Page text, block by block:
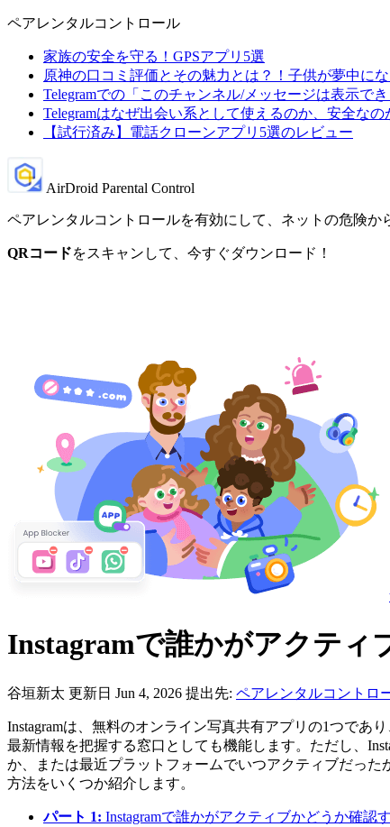
ペアレンタルコントロール
家族の安全を守る！GPSアプリ5選
原神の口コミ評価とその魅力とは？！子供が夢中に
Telegramでの「このチャンネル/メッセージは表示で
Telegramはなぜ出会い系として使えるのか、安全なの
【試行済み】電話クローンアプリ5選のレビュー
AirDroid Parental Control
ペアレンタルコントロールを有効にして、ネットの危険か
QRコードをスキャンして、今すぐダウンロード！
Instagramで誰かがアクティ
谷垣新太 更新日 Jun 4, 2026 提出先: ペアレンタルコントロ
Instagramは、無料のオンライン写真共有アプリの1つで
最新情報を把握する窓口としても機能します。ただし、
か、または最近プラットフォームでいつアクティブだっ
方法をいくつか紹介します。
パート 1: Instagramで誰かがアクティブかどうか確認